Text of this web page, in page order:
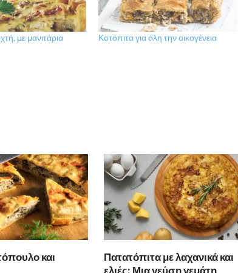
με μανιτάρια Κοτόπιτα για όλη την οικογένεια
και
Πατατόπιτα με λαχανικά και
ελιές: Μια γεύση γεμάτη